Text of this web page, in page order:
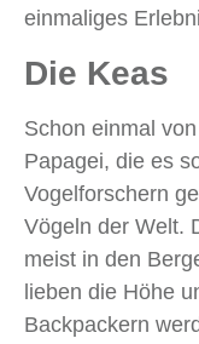
einmaliges
Die Keas
Schon einmal
Papagei, die es
Vogelforschern
Vögeln der Welt.
meist in den
lieben die Höhe
Backpackern